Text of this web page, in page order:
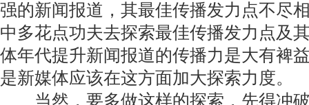
强的新闻报道，其最佳传播发力点不尽
中多花点功夫去探索最佳传播发力点及
体年代提升新闻报道的传播力是大有裨
是新媒体应该在这方面加大探索力度。
当然，要多做这样的探索，先得冲破